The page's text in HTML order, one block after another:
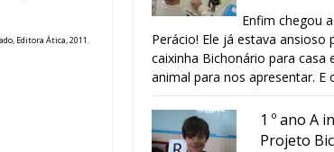
Editora Ática, 2011.
Enfim chegou
Perácio! Ele já estava ansioso
caixinha Bichonário para casa
animal para nos apresentar. E
1 º ano A
Projeto